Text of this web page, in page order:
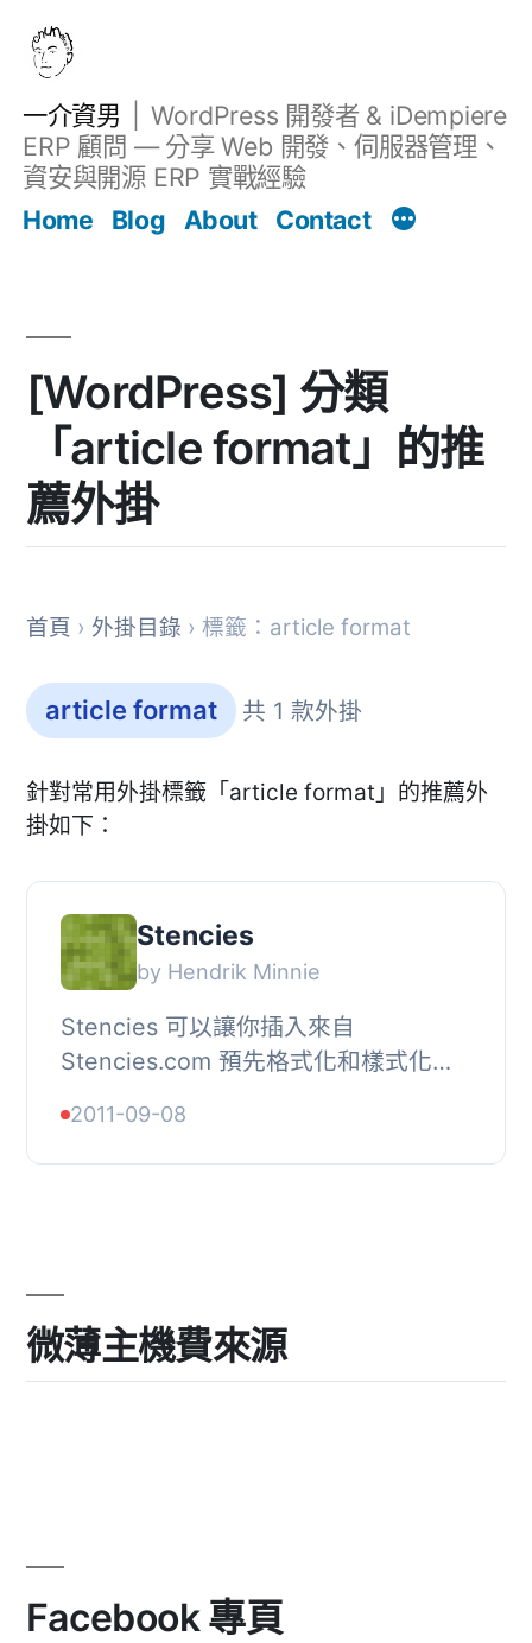
一介資男
WordPress 開發者 & iDempiere
ERP 顧問 — 分享 Web 開發、伺服器管理、
資安與開源 ERP 實戰經驗
Home
Blog About Contact
[WordPress] 分類
「article format」的推
薦外掛
首頁 › 外掛目錄 › 標籤：article format
article format 共 1 款外掛
針對常用外掛標籤「article format」的推薦外
掛如下：
Stencies
by Hendrik Minnie
Stencies 可以讓你插入來自
Stencies.com 預先格式化和樣式化的
章結構等內容。, 你可以自己創建
Stencies，或者插入其他用戶...
2011-09-08
微薄主機費來源
Facebook 專頁
文章 Filter